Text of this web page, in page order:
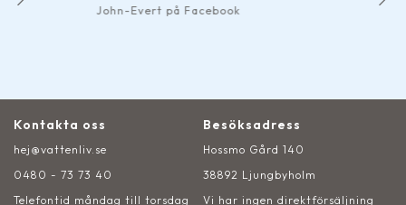
John-Evert på Facebook
Kontakta oss
hej@vattenliv.se
0480 - 73 73 40
Telefontid måndag till torsdag
Besöksadress
Hossmo Gård 140
38892 Ljungbyholm
Vi har ingen direktförsäljning